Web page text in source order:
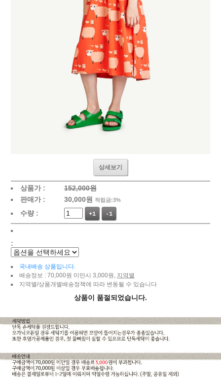
상세보기
상품가 :
152,000원
판매가 :
30,000원 적립금:3%
수량 : +1 -1
:
국내배송 상품입니다.
배송정보 : 70,000원 미만시 3,000원, 지역별
지역별/상품개별배송정책에 따라 변동될 수 있습니다
상품이 품절되었습니다.